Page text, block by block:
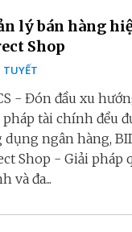
lý bán hàng
Shop
- Đón đầu xu
pháp tài chính đều
dụng ngân hàng,
Shop - Giải pháp
và đa...